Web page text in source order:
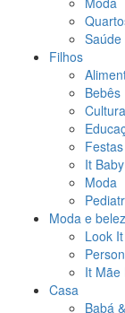
Saúde
Filhos
Bebês
Festas
It Baby
Moda
Moda e
Look
It Mãe
Casa
Babá